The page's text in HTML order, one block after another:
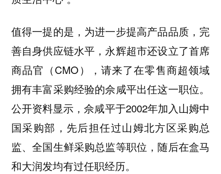
值得一提的是，为进一步提高产品品质，完
善自身供应链水平，永辉超市还设立了首席
商品官（CMO），请来了在零售商超领域
拥有丰富采购经验的佘咸平出任这一职位。
公开资料显示，佘咸平于2002年加入山姆中
国采购部，先后担任过山姆北方区采购总
监、全国生鲜采购总监等职位，随后在盒马
和大润发均有过任职经历。